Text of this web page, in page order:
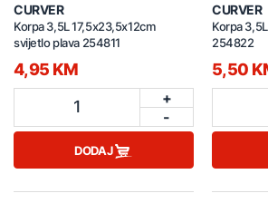
CURVER
Korpa 3,5L 17,5x23,5x12cm
svijetlo plava 254811
4,95 KM
1
+
-
DODAJ
CURVER
Korpa
254822
5,50